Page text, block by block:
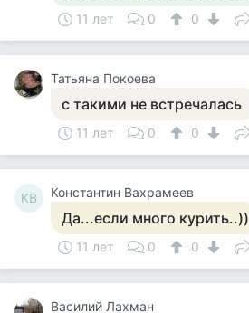
11 лет 0 0
Татьяна Покоева
с такими не встречалась
11 лет 0 0
КВ Константин Вахрамеев
Да...если много курить..))
11 лет 0 0
Василий Лахман